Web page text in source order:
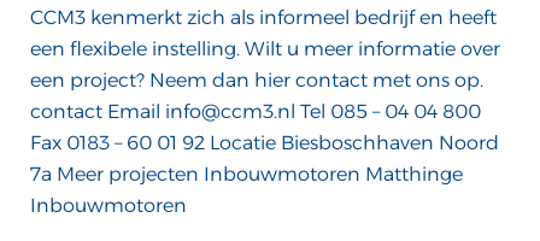
CCM3 kenmerkt zich als informeel bedrijf en heeft
een flexibele instelling. Wilt u meer informatie over
een project? Neem dan hier contact met ons op.
contact Email info@ccm3.nl Tel 085 – 04 04 800
Fax 0183 – 60 01 92 Locatie Biesboschhaven Noord
7a Meer projecten Inbouwmotoren Matthinge
Inbouwmotoren